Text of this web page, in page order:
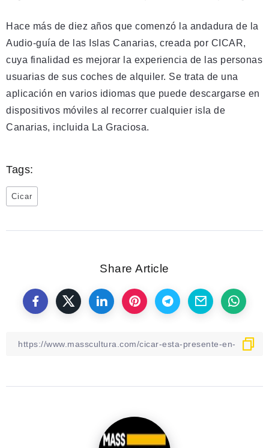
Hace más de diez años que comenzó la andadura de la
Audio-guía de las Islas Canarias, creada por CICAR,
cuya finalidad es mejorar la experiencia de las personas
usuarias de sus coches de alquiler. Se trata de una
aplicación en varios idiomas que puede descargarse en
dispositivos móviles al recorrer cualquier isla de
Canarias, incluida La Graciosa.
Tags:
Cicar
Share Article